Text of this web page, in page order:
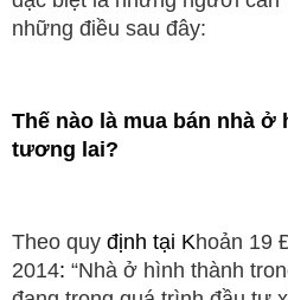
những điều sau đây:
Thế nào là mua bán nhà ở
tương lai?
Theo quy định tại Khoản 19
2014: “Nhà ở hình thành